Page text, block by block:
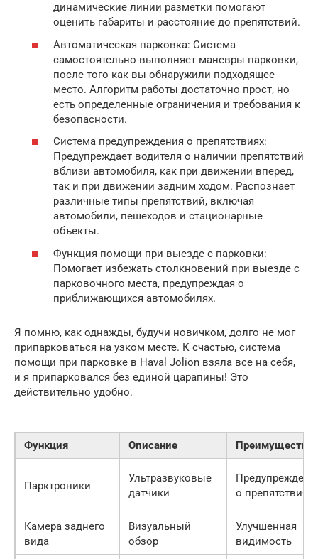
динамические линии разметки помогают
оценить габариты и расстояние до препятствий.
Автоматическая парковка: Система
самостоятельно выполняет маневры парковки,
после того как вы обнаружили подходящее
место. Алгоритм работы достаточно прост, но
есть определенные ограничения и требования к
безопасности.
Система предупреждения о препятствиях:
Предупреждает водителя о наличии препятствий
вблизи автомобиля, как при движении вперед,
так и при движении задним ходом. Распознает
различные типы препятствий, включая
автомобили, пешеходов и стационарные
объекты.
Функция помощи при выезде с парковки:
Помогает избежать столкновений при выезде с
парковочного места, предупреждая о
приближающихся автомобилях.
Я помню, как однажды, будучи новичком, долго не мог
припарковаться на узком месте. К счастью, система
помощи при парковке в Haval Jolion взяла все на себя,
и я припарковался без единой царапины! Это
действительно удобно.
Функция Описание Преимущества
Парктроники
Ультразвуковые
датчики
о препятствиях
Камера заднего
вида
Визуальный
обзор
Улучшенная
видимость